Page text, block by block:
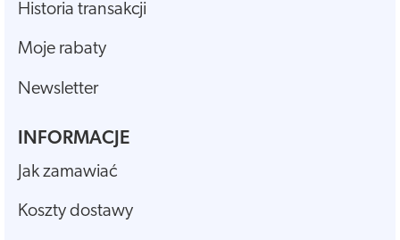
Historia transakcji
Moje rabaty
Newsletter
INFORMACJE
Jak zamawiać
Koszty dostawy